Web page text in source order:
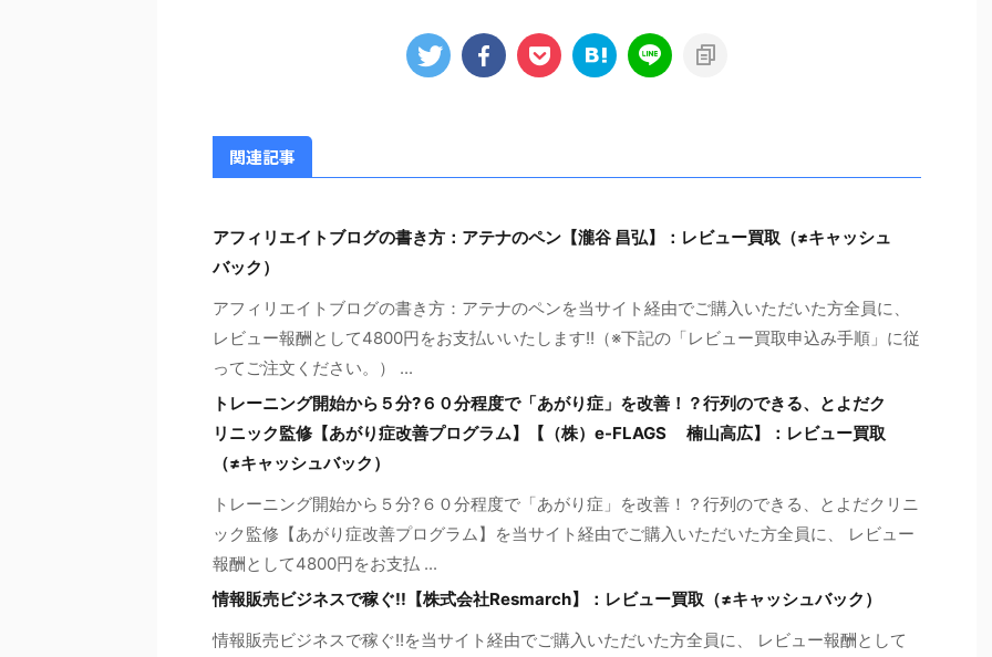
関連記事
アフィリエイトブログの書き方：アテナのペン【瀧谷 昌弘】：レビュー買取（≠キャッシュ
バック）
アフィリエイトブログの書き方：アテナのペンを当サイト経由でご購入いただいた方全員に、
レビュー報酬として4800円をお支払いいたします!!（※下記の「レビュー買取申込み手順」に従
ってご注文ください。） ...
トレーニング開始から５分?６０分程度で「あがり症」を改善！？行列のできる、とよだク
リニック監修【あがり症改善プログラム】【（株）e-FLAGS 楠山高広】：レビュー買取
（≠キャッシュバック）
トレーニング開始から５分?６０分程度で「あがり症」を改善！？行列のできる、とよだクリニ
ック監修【あがり症改善プログラム】を当サイト経由でご購入いただいた方全員に、 レビュー
報酬として4800円をお支払 ...
情報販売ビジネスで稼ぐ!!【株式会社Resmarch】：レビュー買取（≠キャッシュバック）
情報販売ビジネスで稼ぐ!!を当サイト経由でご購入いただいた方全員に、 レビュー報酬として